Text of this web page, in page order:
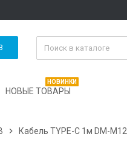
НОВЫЕ ТОВАРЫ
НОВИНКИ
 Кабель TYPE-C 1м DM-